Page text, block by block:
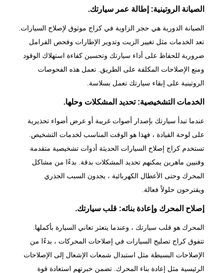
الصيانة الروتينية: إطالة عمر سيارتك.
الصيانة الدورية هي حجر الزاوية في كراج موثوق لإصلاح السيارات.
تعد الخدمات مثل تغيير الزيت وتدوير الإطارات وفحص الفرامل
ضرورية للحفاظ على أداء سيارتك وتحسين كفاءة استهلاك الوقود
ومنع الإصلاحات المكلفة على الطريق. تعمل هذه الفحوصات
الروتينية على إبقاء سيارتك تعمل بسلاسة.
الخدمات التشخيصية: تحديد المشكلات وحلها.
عندما تبدأ سيارتك بإصدار أصوات غريبة أو عرض أضواء تحذيرية
على لوحة القيادة ، فهذا هو الوقت المناسب لخدمات التشخيص.
تستخدم كراج إصلاح السيارات الحديثة أدوات تشخيصية متقدمة
وفنيين ماهرين يمكنهم تحديد المشكلات بدقة. بدءًا من مشاكل
المحرك وحتى الأعطال الكهربائية ، يجدون السبب الجذري
ويقترحون حلولاً فعالة.
إصلاح المحرك وإعادة بنائه: قلب سيارتك.
المحرك هو قلب سيارتك ، وعندما يتعثر تعاني السيارة بأكملها.
تتفوق كراج تصليح السيارات في إصلاحات المحركات ، بدءًا من
الإصلاحات البسيطة مثل استبدال شمعات الإشعال إلى الإصلاحات
الرئيسية مثل إعادة بناء المحرك. تضمن خبرتهم استعادة قوة